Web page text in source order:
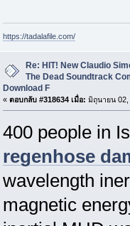
https://tadalafile.com/
Re: HIT! New Claudio
The Dead Soundtrack
Download F
« ตอบกลับ #318634 เมื่อ: มิถุนายน 02,
400 people in
regenhose
wavelength
magnetic